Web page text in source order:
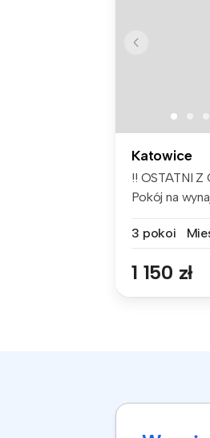
Katowice
!! OSTATNI Z
Pokój na
3 pokoi
1 150 zł